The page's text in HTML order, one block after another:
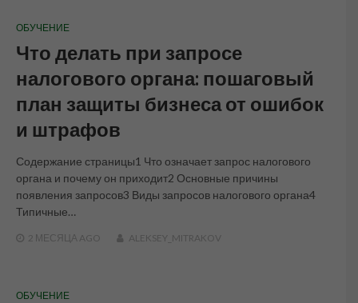
ОБУЧЕНИЕ
Что делать при запросе
налогового органа: пошаговый
план защиты бизнеса от ошибок
и штрафов
Содержание страницы1 Что означает запрос налогового
органа и почему он приходит2 Основные причины
появления запросов3 Виды запросов налогового органа4
Типичные…
2 МЕСЯЦА AGO ALEKSEY_MITRAKOV
ОБУЧЕНИЕ